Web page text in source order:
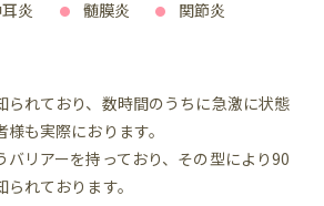
炎 髄膜炎
関節炎
られており、数時間のうちに急激に状態
も実際におります。
バリアーを持っており、その型により90
れております。